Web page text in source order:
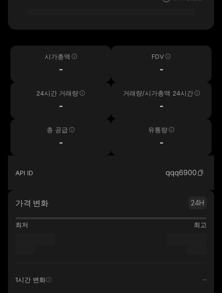
시가총액
-
FDV
-
24시간 거래량
-
거래량/시가총액 24시간
-
총 공급
-
유통량
-
API ID qqq6900
가격 변화 24H
최저 최고
1시간 변화